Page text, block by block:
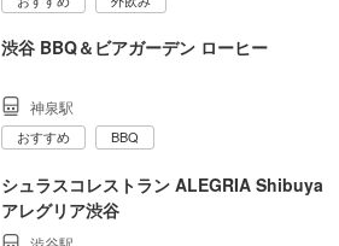
渋谷 BBQ＆ビアガーデン ローヒー
神泉駅
おすすめ BBQ
シュラスコレストラン ALEGRIA Shibuya
アレグリア渋谷